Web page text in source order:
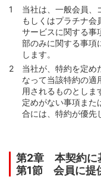
第29条 （WEBサ
項）
第3章 家族会員
第30条 （家族会員
第31条 （家族会
第32条 （家族会
知）
第33条 （家族会
第36条 （家族会
の義務）
当社は、一般会員、
もしくはプラチナ会
サービスに関する事
部のみに関する事項
します。
当社が、特約を定め
なって当該特約の適
用されるものとしま
定めがない事項また
合には、特約が優先
第2章 本契約に
第1節 会員に提